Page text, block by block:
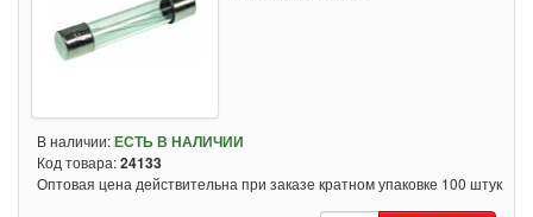
В наличии:ЕСТЬ В НАЛИЧИИ
Код товара:24133
Оптовая цена действительна при заказе кратном упаковке 100 штук